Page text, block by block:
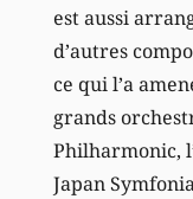
est aussi
d’autres
ce qui l’a
grands
Philharmonic,
Japan